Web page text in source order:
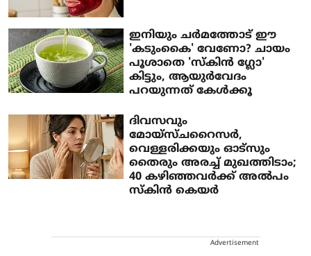
ഇനിയും ചർമത്തോട് ഈ
'കടുംകൈ' വേണോ? ചായം
പൂശാതെ 'സ്കിൻ ​ഗ്ലോ'
കിട്ടും, ആയുർവേദം
പറയുന്നത് കേൾക്കൂ
ദിവസവും
മോയ്സ്ചറൈസർ,
വെള്ളരിക്കയും ഓട്സും
തൈരും അരച്ച് മുഖത്തിടാം;
40 കഴിഞ്ഞവർക്ക് അൽപം
സ്കിൻ കെയർ
Advertisement